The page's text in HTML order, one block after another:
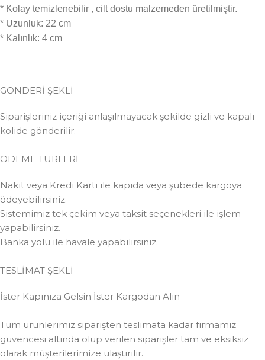
* Kolay temizlenebilir , cilt dostu malzemeden üretilmiştir.
* Uzunluk: 22 cm
* Kalınlık: 4 cm
GÖNDERİ ŞEKLİ
Siparişleriniz içeriği anlaşılmayacak şekilde gizli ve kapalı
kolide gönderilir.
ÖDEME TÜRLERİ
Nakit veya Kredi Kartı ile kapıda veya şubede kargoya
ödeyebilirsiniz.
Sistemimiz tek çekim veya taksit seçenekleri ile işlem
yapabilirsiniz.
Banka yolu ile havale yapabilirsiniz.
TESLİMAT ŞEKLİ
İster Kapınıza Gelsin İster Kargodan Alın
Tüm ürünlerimiz siparişten teslimata kadar firmamız
güvencesi altında olup verilen siparişler tam ve eksiksiz
olarak müşterilerimize ulaştırılır.